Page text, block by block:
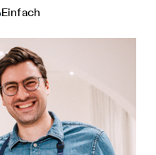
Einfach